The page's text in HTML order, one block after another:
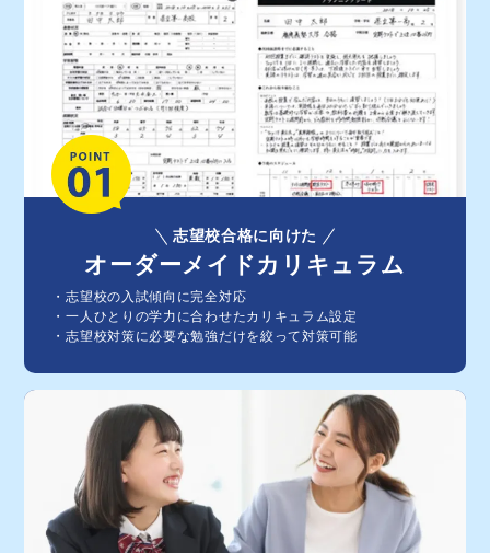
志望校合格に向けた
オーダーメイドカリキュラム
・志望校の⼊試傾向に完全対応
・⼀⼈ひとりの学⼒に合わせたカリキュラム設定
・志望校対策に必要な勉強だけを絞って対策可能